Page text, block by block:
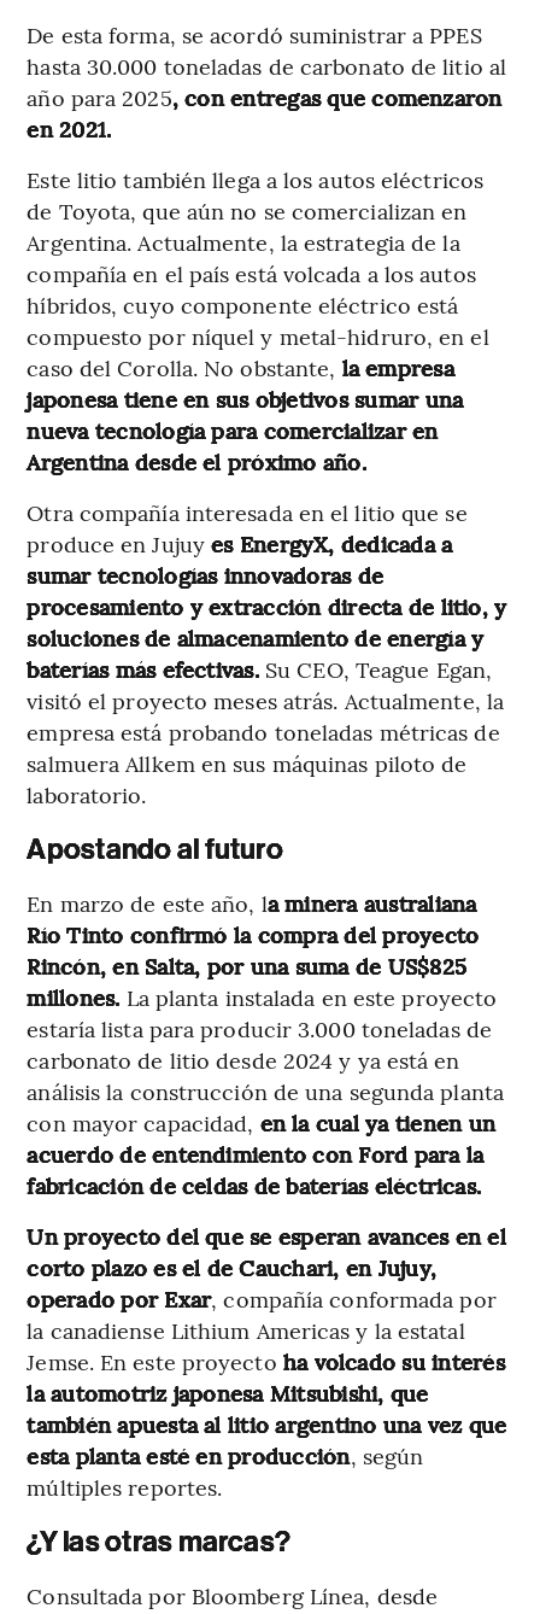
De esta forma, se acordó suministrar a PPES
hasta 30.000 toneladas de carbonato de litio al
año para 2025, con entregas que comenzaron
en 2021.
Este litio también llega a los autos eléctricos
de Toyota, que aún no se comercializan en
Argentina. Actualmente, la estrategia de la
compañía en el país está volcada a los autos
híbridos, cuyo componente eléctrico está
compuesto por níquel y metal-hidruro, en el
caso del Corolla. No obstante, la empresa
japonesa tiene en sus objetivos sumar una
nueva tecnología para comercializar en
Argentina desde el próximo año.
Otra compañía interesada en el litio que se
produce en Jujuyes EnergyX, dedicada a
sumar tecnologías innovadoras de
procesamiento y extracción directa de litio, y
soluciones de almacenamiento de energía y
baterías más efectivas.Su CEO, Teague Egan,
visitó el proyecto meses atrás. Actualmente, la
empresa está probando toneladas métricas de
salmuera Allkem en sus máquinas piloto de
laboratorio.
Apostando al futuro
En marzo de este año, la minera australiana
Río Tinto confirmó la compra del proyecto
Rincón, en Salta, por una suma de US$825
millones. La planta instalada en este proyecto
estaría lista para producir 3.000 toneladas de
carbonato de litio desde 2024 y ya está en
análisis la construcción de una segunda planta
con mayor capacidad, en la cual ya tienen un
acuerdo de entendimiento con Ford para la
fabricación de celdas de baterías eléctricas.
Un proyecto del que se esperan avances en el
corto plazo es el de Cauchari, en Jujuy,
operado por Exar, compañía conformada por
la canadiense Lithium Americas y la estatal
Jemse. En este proyecto ha volcado su interés
la automotriz japonesa Mitsubishi, que
también apuesta al litio argentino una vez que
esta planta esté en producción, según
múltiples reportes.
¿Y las otras marcas?
Consultada por Bloomberg Línea, desde